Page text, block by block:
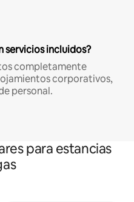
servicios incluidos?
completamente
corporativos,
personal.
para estancias